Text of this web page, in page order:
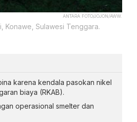
ANTARA FOTO/JOJON/AWW.
Konawe, Sulawesi Tenggara.
karena kendala pasokan nikel
biaya (RKAB).
operasional smelter dan